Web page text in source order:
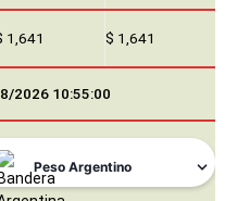
1,641 $ 1,641
2026 10:55:00